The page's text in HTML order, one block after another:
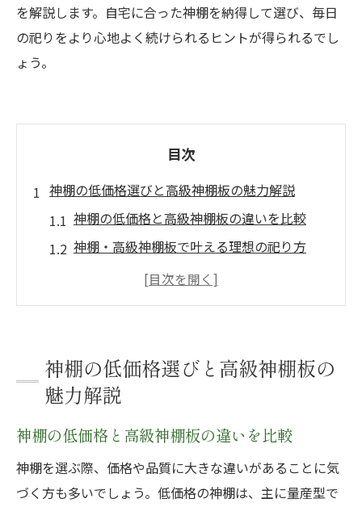
を解説します。自宅に合った神棚を納得して選び、毎日
の祀りをより心地よく続けられるヒントが得られるでし
ょう。
目次
神棚の低価格選びと高級神棚板の魅力解説
神棚の低価格と高級神棚板の違いを比較
神棚・高級神棚板で叶える理想の祀り方
神棚のカネタが提案する安心価格の理由
神棚三社造における高級神棚板の活用法
リビング設置で映えるモダン神棚のヒント
神棚・高級神棚板で叶うおしゃれなリビン
神棚のカネタの神棚がリビングに合う理由
リビング設置時の神棚のタブーと正しい位
置
神棚の低価格選びと高級神棚板の
魅力解説
神棚の低価格と高級神棚板の違いを比較
神棚を選ぶ際、価格や品質に大きな違いがあることに気
づく方も多いでしょう。低価格の神棚は、主に量産型で